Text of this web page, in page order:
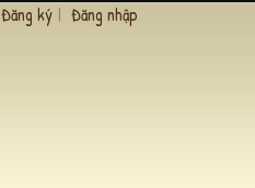
Đăng ký | Đăng nhập